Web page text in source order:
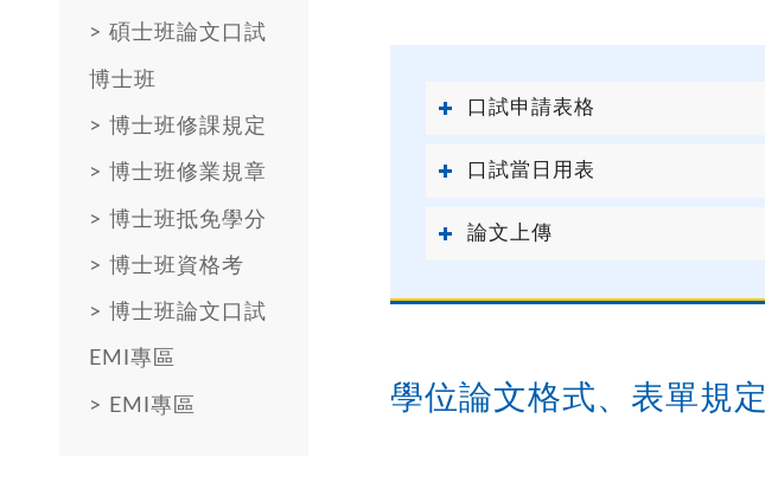
口試申請表格
口試當日用表
論文上傳
學位論文格式、表單規定
> 碩士班論文口試
博士班
> 博士班修課規定
> 博士班修業規章
> 博士班抵免學分
> 博士班資格考
> 博士班論文口試
EMI專區
> EMI專區